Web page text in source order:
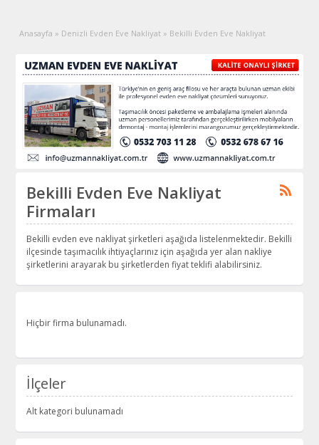
Anasayfa » Denizli Evden Eve Nakliyat » Bekilli Evden Eve Nakliyat
Bekilli Evden Eve Nakliyat
Firmaları
Bekilli evden eve nakliyat şirketleri aşağıda listelenmektedir. Bekilli
ilçesinde taşımacılık ihtiyaçlarınız için aşağıda yer alan nakliye
şirketlerini arayarak bu şirketlerden fiyat teklifi alabilirsiniz.
Hiçbir firma bulunamadı.
İlçeler
Alt kategori bulunamadı